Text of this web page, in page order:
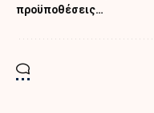
προϋποθέσεις…